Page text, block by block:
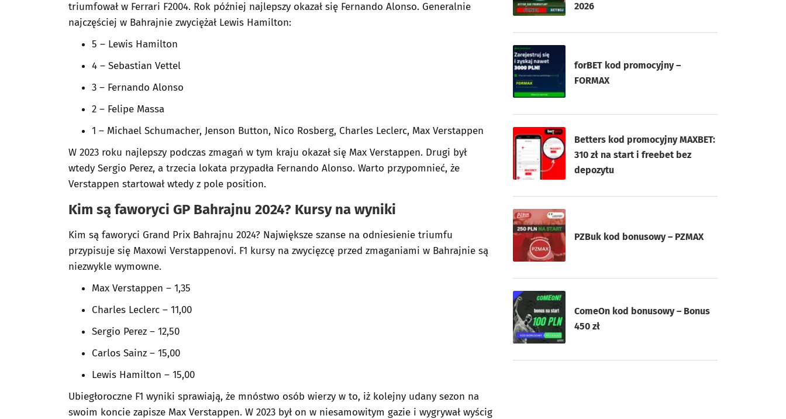
triumfował w Ferrari F2004. Rok później najlepszy okazał się Fernando Alonso. Generalnie
najczęściej w Bahrajnie zwyciężał Lewis Hamilton:
5 – Lewis Hamilton
4 – Sebastian Vettel
3 – Fernando Alonso
2 – Felipe Massa
1 – Michael Schumacher, Jenson Button, Nico Rosberg, Charles Leclerc, Max Verstappen
W 2023 roku najlepszy podczas zmagań w tym kraju okazał się Max Verstappen. Drugi był
wtedy Sergio Perez, a trzecia lokata przypadła Fernando Alonso. Warto przypomnieć, że
Verstappen startował wtedy z pole position.
Kim są faworyci GP Bahrajnu 2024? Kursy na wyniki
Kim są faworyci Grand Prix Bahrajnu 2024? Największe szanse na odniesienie triumfu
przypisuje się Maxowi Verstappenovi. F1 kursy na zwycięzcę przed zmaganiami w Bahrajnie są
niezwykle wymowne.
Max Verstappen – 1,35
Charles Leclerc – 11,00
Sergio Perez – 12,50
Carlos Sainz – 15,00
Lewis Hamilton – 15,00
Ubiegłoroczne F1 wyniki sprawiają, że mnóstwo osób wierzy w to, iż kolejny udany sezon na
swoim koncie zapisze Max Verstappen. W 2023 był on w niesamowitym gazie i wygrywał wyścig
2026
forBET kod promocyjny –
FORMAX
Betters kod promocyjny MAXBET:
310 zł na start i freebet bez
depozytu
PZBuk kod bonusowy – PZMAX
ComeOn kod bonusowy – Bonus
450 zł